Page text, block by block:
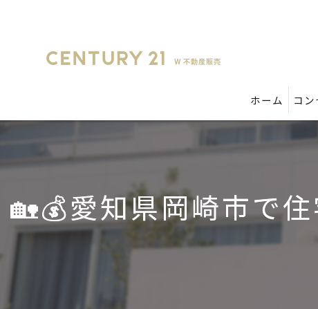
ホーム コン
🏡💰愛知県岡崎市で